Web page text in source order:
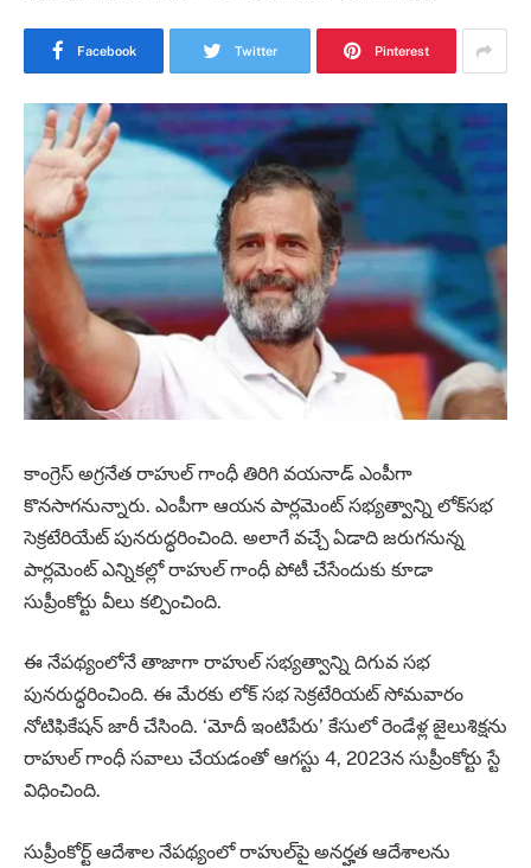
Facebook Twitter Pinterest
కాంగ్రెస్ అగ్రనేత రాహుల్ గాంధీ తిరిగి వయనాడ్ ఎంపీగా
కొనసాగనున్నారు. ఎంపీగా ఆయన పార్లమెంట్ సభ్యత్వాన్ని లోక్‌సభ
సెక్రటేరియేట్ పునరుద్ధరించింది. అలాగే వచ్చే ఏడాది జరుగనున్న
పార్లమెంట్‌ ఎన్నికల్లో రాహుల్‌ గాంధీ పోటీ చేసేందుకు కూడా
సుప్రీంకోర్టు వీలు కల్పించింది.
ఈ నేపథ్యంలోనే తాజాగా రాహుల్‌ సభ్యత్వాన్ని దిగువ సభ
పునరుద్ధరించింది. ఈ మేరకు లోక్‌ సభ సెక్రటేరియట్‌ సోమవారం
నోటిఫికేషన్‌ జారీ చేసింది. ‘మోదీ ఇంటిపేరు’ కేసులో రెండేళ్ల జైలుశిక్షను
రాహుల్ గాంధీ సవాలు చేయడంతో ఆగస్టు 4, 2023న సుప్రీంకోర్టు స్టే
విధించింది.
సుప్రీంకోర్ట్ ఆదేశాల నేపథ్యంలో రాహుల్‌పై అనర్హత ఆదేశాలను